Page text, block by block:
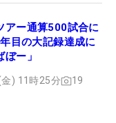
アー通算500試合に
目の大記録達成に
ぼー」
) 11時25分 19